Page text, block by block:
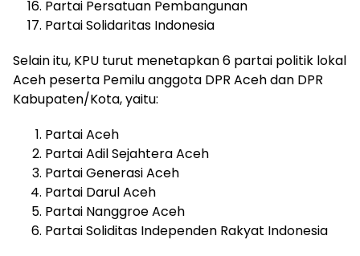
Partai Persatuan Pembangunan
Partai Solidaritas Indonesia
Selain itu, KPU turut menetapkan 6 partai politik lokal
Aceh peserta Pemilu anggota DPR Aceh dan DPR
Kabupaten/Kota, yaitu:
Partai Aceh
Partai Adil Sejahtera Aceh
Partai Generasi Aceh
Partai Darul Aceh
Partai Nanggroe Aceh
Partai Soliditas Independen Rakyat Indonesia